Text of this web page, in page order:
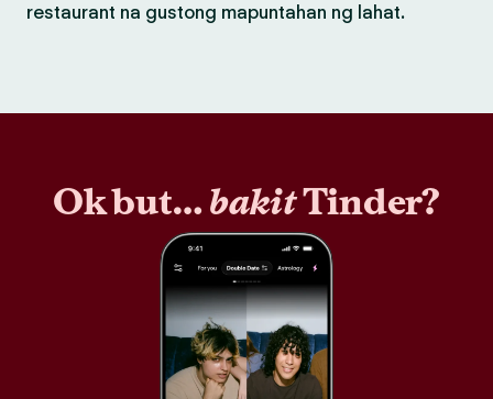
restaurant na gustong mapuntahan ng lahat.
Ok but…bakitTinder?